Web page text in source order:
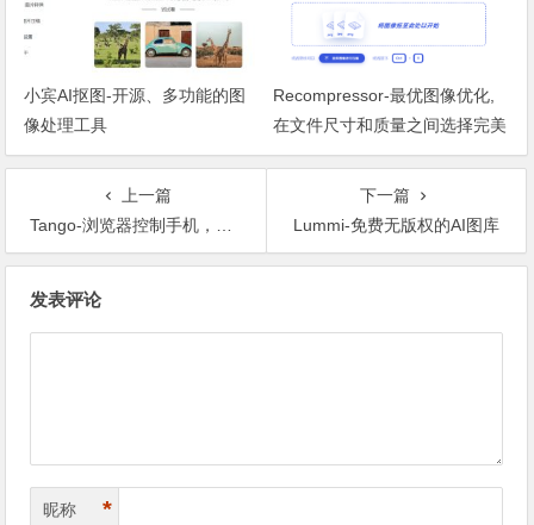
小宾AI抠图-开源、多功能的图
像处理工具
Recompressor-最优图像优化,
在文件尺寸和质量之间选择完美
平衡
上一篇
Tango-浏览器控制手机，不用安装软件
下一篇
Lummi-免费无版权的AI图库
发表评论
昵称 *